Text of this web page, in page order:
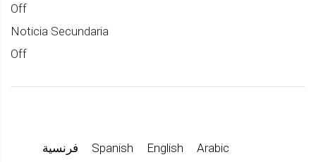
Off
Noticia Secundaria
Off
Arabic
English
Spanish
فرنسية